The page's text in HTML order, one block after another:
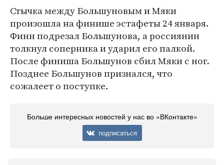
Стычка между Большуновым и Мяки
произошла на финише эстафеты 24 января.
Финн подрезал Большунова, а россиянин
толкнул соперника и ударил его палкой.
После финиша Большунов сбил Мяки с ног.
Позднее Большунов признался, что
сожалеет о поступке.
Больше интересных новостей у нас во «ВКонтакте»
подписаться